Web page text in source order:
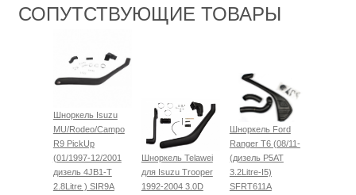
СОПУТСТВУЮЩИЕ ТОВАРЫ
Шноркель Isuzu
MU/Rodeo/Campo
R9 PickUp
(01/1997-12/2001
дизель 4JB1-T
2.8Litre ) SIR9A
Шноркель Telawei
для Isuzu Trooper
1992-2004 3.0D
Шноркель Ford
Ranger T6 (08/11-
(дизель P5AT
3.2Litre-I5)
SFRT611A